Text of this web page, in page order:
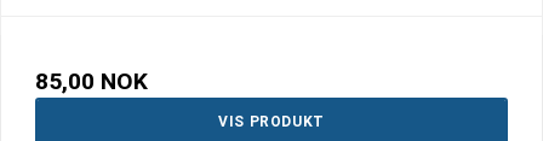
85,00 NOK
VIS PRODUKT